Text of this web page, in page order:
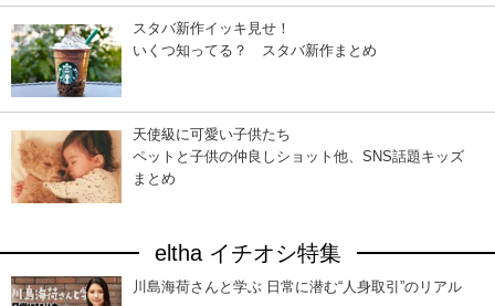
スタバ新作イッキ見せ！
いくつ知ってる？ スタバ新作まとめ
天使級に可愛い子供たち
ペットと子供の仲良しショット他、SNS話題キッズ
まとめ
eltha イチオシ特集
川島海荷さんと学ぶ 日常に潜む“人身取引”のリアル